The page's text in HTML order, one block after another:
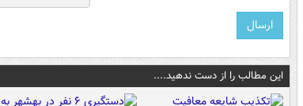
این مطالب را از دست ندهید....